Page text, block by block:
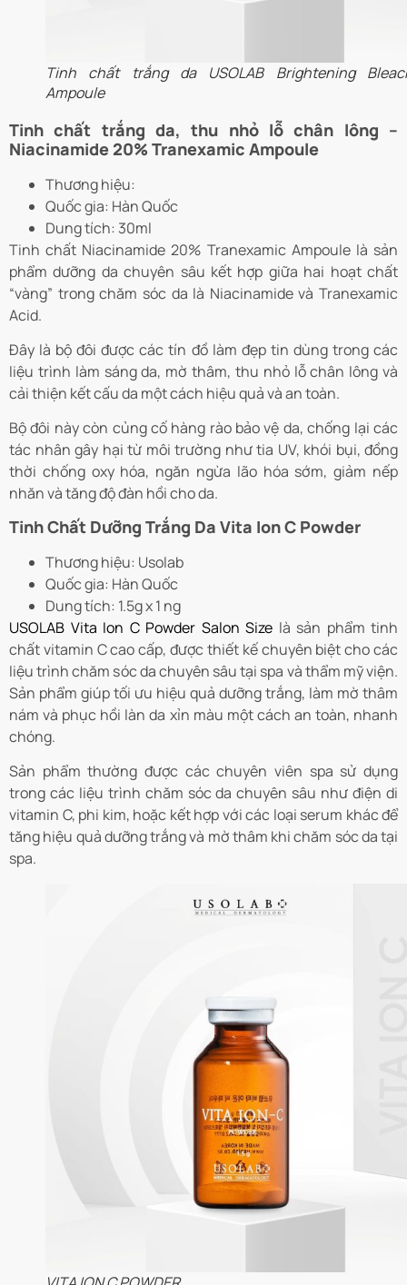
Tinh chất trắng da USOLAB Brightening
Ampoule
Tinh chất trắng da, thu nhỏ lỗ chân lông –
Niacinamide 20% Tranexamic Ampoule
Thương hiệu:
Quốc gia: Hàn Quốc
Dung tích: 30ml
Tinh chất Niacinamide 20% Tranexamic Ampoule là sản
phẩm dưỡng da chuyên sâu kết hợp giữa hai hoạt chất
“vàng” trong chăm sóc da là Niacinamide và Tranexamic
Acid.
Đây là bộ đôi được các tín đồ làm đẹp tin dùng trong các
liệu trình làm sáng da, mờ thâm, thu nhỏ lỗ chân lông và
cải thiện kết cấu da một cách hiệu quả và an toàn.
Bộ đôi này còn củng cố hàng rào bảo vệ da, chống lại các
tác nhân gây hại từ môi trường như tia UV, khói bụi, đồng
thời chống oxy hóa, ngăn ngừa lão hóa sớm, giảm nếp
nhăn và tăng độ đàn hồi cho da.
Tinh Chất Dưỡng Trắng Da Vita Ion C Powder
Thương hiệu: Usolab
Quốc gia: Hàn Quốc
Dung tích: 1.5g x 1 ng
USOLAB Vita Ion C Powder Salon Size là sản phẩm tinh
chất vitamin C cao cấp, được thiết kế chuyên biệt cho các
liệu trình chăm sóc da chuyên sâu tại spa và thẩm mỹ viện.
Sản phẩm giúp tối ưu hiệu quả dưỡng trắng, làm mờ thâm
nám và phục hồi làn da xỉn màu một cách an toàn, nhanh
chóng.
Sản phẩm thường được các chuyên viên spa sử dụng
trong các liệu trình chăm sóc da chuyên sâu như điện di
vitamin C, phi kim, hoặc kết hợp với các loại serum khác để
tăng hiệu quả dưỡng trắng và mờ thâm khi chăm sóc da tại
spa.